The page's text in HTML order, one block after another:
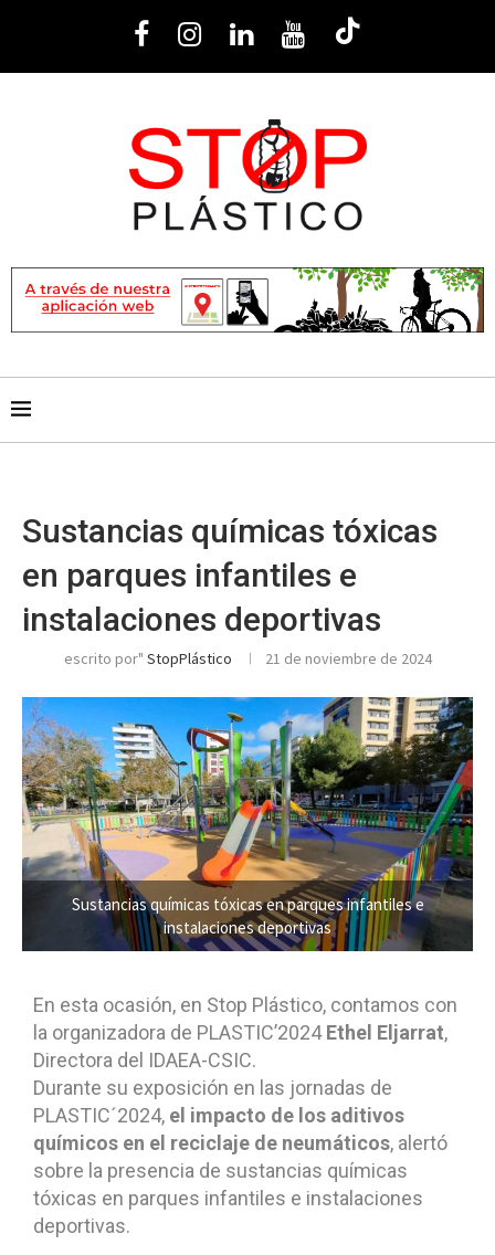
Sustancias químicas tóxicas
en parques infantiles e
instalaciones deportivas
escrito por" StopPlástico 21 de noviembre de 2024
Sustancias químicas tóxicas en parques infantiles e
instalaciones deportivas
En esta ocasión, en Stop Plástico, contamos con
la organizadora de PLASTIC’2024Ethel Eljarrat,
Directora del IDAEA-CSIC.
Durante su exposición en las jornadas de
PLASTIC´2024, el impacto de los aditivos
químicos en el reciclaje de neumáticos, alertó
sobre la presencia de sustancias químicas
tóxicas en parques infantiles e instalaciones
deportivas.